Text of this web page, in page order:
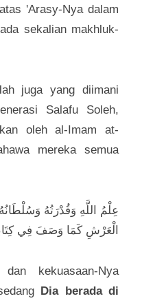
'Arasy-Nya dalam
sekalian makhluk-
juga yang diimani
Salafu Soleh,
oleh al-Imam at-
mereka semua
الْعَرْشِ كَمَا وَصَفَ فِي
kekuasaan-Nya
Dia berada di